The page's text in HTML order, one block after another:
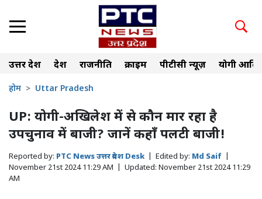
उत्तर प्रदेश देश राजनीति क्राइम पीटीसी न्यूज़ योगी
होम Uttar Pradesh
UP: योगी-अखिलेश में से कौन मार रहा है
उपचुनाव में बाजी? जानें कहाँ पलटी बाजी!
Reported by: PTC News उत्तर प्रदेश Desk Edited by: Md Saif
November 21st 2024 11:29 AM
Updated: November 21st 2024 11:29
AM